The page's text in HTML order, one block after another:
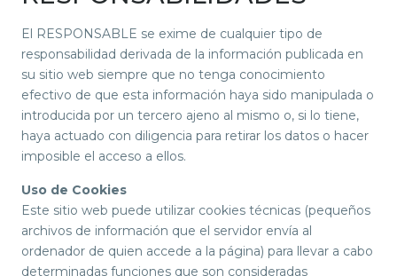
El RESPONSABLE se exime de cualquier tipo de
responsabilidad derivada de la información publicada en
su sitio web siempre que no tenga conocimiento
efectivo de que esta información haya sido manipulada o
introducida por un tercero ajeno al mismo o, si lo tiene,
haya actuado con diligencia para retirar los datos o hacer
imposible el acceso a ellos.
Uso de Cookies
Este sitio web puede utilizar cookies técnicas (pequeños
archivos de información que el servidor envía al
ordenador de quien accede a la página) para llevar a cabo
determinadas funciones que son consideradas